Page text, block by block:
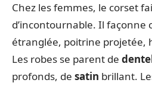
Chez les femmes, le corset
d’incontournable. Il façonne
étranglée, poitrine projetée,
Les robes se parent de
profonds, de satin brillant.